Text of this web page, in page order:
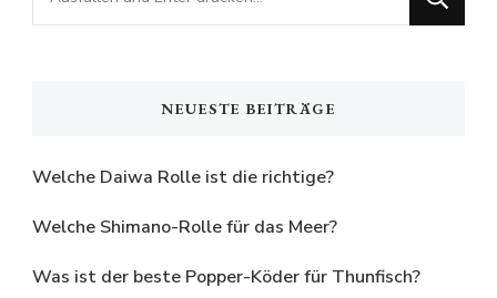
du
NEUESTE BEITRÄGE
Welche Daiwa Rolle ist die richtige?
Welche Shimano-Rolle für das Meer?
Was ist der beste Popper-Köder für Thunfisch?